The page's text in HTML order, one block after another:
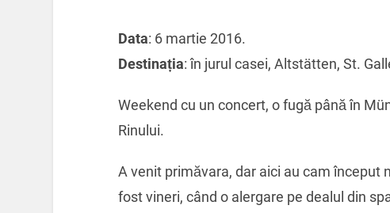
Data: 6 martie 2016.
Destinația: în jurul casei, Altstätten, St.
Weekend cu un concert, o fugă până în
Rinului.
A venit primăvara, dar aici au cam început
fost vineri, când o alergare pe dealul din